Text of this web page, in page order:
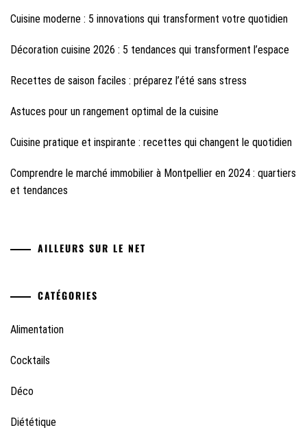
Cuisine moderne : 5 innovations qui transforment votre quotidien
Décoration cuisine 2026 : 5 tendances qui transforment l’espace
Recettes de saison faciles : préparez l’été sans stress
Astuces pour un rangement optimal de la cuisine
Cuisine pratique et inspirante : recettes qui changent le quotidien
Comprendre le marché immobilier à Montpellier en 2024 : quartiers
et tendances
AILLEURS SUR LE NET
CATÉGORIES
Alimentation
Cocktails
Déco
Diététique